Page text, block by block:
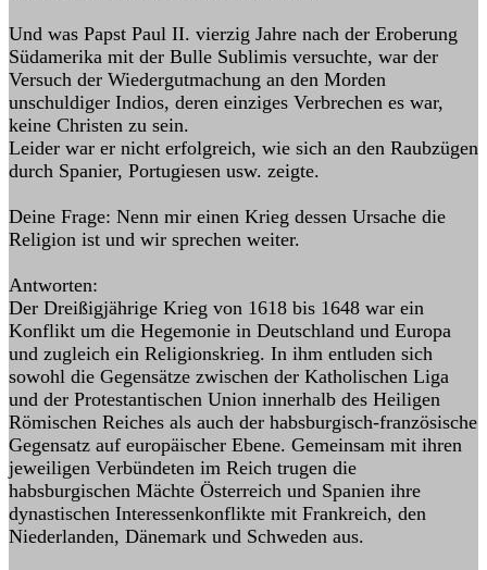
Und was Papst Paul II. vierzig Jahre nach der Eroberung
Südamerika mit der Bulle Sublimis versuchte, war der
Versuch der Wiedergutmachung an den Morden
unschuldiger Indios, deren einziges Verbrechen es war,
keine Christen zu sein.
Leider war er nicht erfolgreich, wie sich an den Raubzügen
durch Spanier, Portugiesen usw. zeigte.
Deine Frage: Nenn mir einen Krieg dessen Ursache die
Religion ist und wir sprechen weiter.
Antworten:
Der Dreißigjährige Krieg von 1618 bis 1648 war ein
Konflikt um die Hegemonie in Deutschland und Europa
und zugleich ein Religionskrieg. In ihm entluden sich
sowohl die Gegensätze zwischen der Katholischen Liga
und der Protestantischen Union innerhalb des Heiligen
Römischen Reiches als auch der habsburgisch-französische
Gegensatz auf europäischer Ebene. Gemeinsam mit ihren
jeweiligen Verbündeten im Reich trugen die
habsburgischen Mächte Österreich und Spanien ihre
dynastischen Interessenkonflikte mit Frankreich, den
Niederlanden, Dänemark und Schweden aus.